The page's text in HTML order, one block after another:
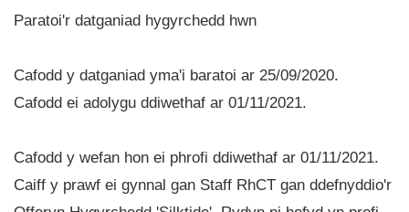
Paratoi'r datganiad hygyrchedd hwn
Cafodd y datganiad yma'i baratoi ar 25/09/2020.
Cafodd ei adolygu ddiwethaf ar 01/11/2021.
Cafodd y wefan hon ei phrofi ddiwethaf ar 01/11/2021.
Caiff y prawf ei gynnal gan Staff RhCT gan ddefnyddio'r